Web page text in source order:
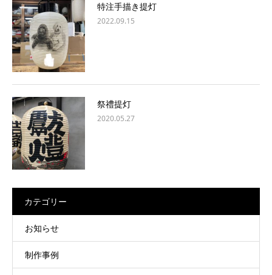
特注手描き提灯
2022.09.15
祭禮提灯
2020.05.27
カテゴリー
お知らせ
制作事例